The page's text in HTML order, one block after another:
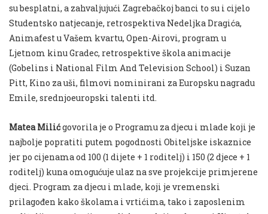
su besplatni, a zahvaljujući Zagrebačkoj banci to su i cijelo
Studentsko natjecanje, retrospektiva Nedeljka Dragića,
Animafest u Vašem kvartu, Open-Airovi, program u
Ljetnom kinu Gradec, retrospektive škola animacije
(Gobelins i National Film And Television School) i Suzan
Pitt, Kino za uši, filmovi nominirani za Europsku nagradu
Emile, srednjoeuropski talenti itd.
Matea Milićgovorila je o Programu za djecu i mlade koji je
najbolje popratiti putem pogodnosti Obiteljske iskaznice
jer po cijenama od 100 (1 dijete + 1 roditelj) i 150 (2 djece + 1
roditelj) kuna omogućuje ulaz na sve projekcije primjerene
djeci. Program za djecu i mlade, koji je vremenski
prilagođen kako školama i vrtićima, tako i zaposlenim